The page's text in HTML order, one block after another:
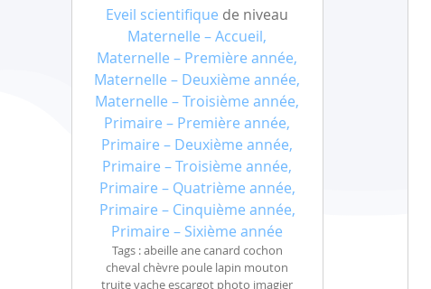
Eveil scientifique de niveau
Maternelle – Accueil,
Maternelle – Première année,
Maternelle – Deuxième année,
Maternelle – Troisième année,
Primaire – Première année,
Primaire – Deuxième année,
Primaire – Troisième année,
Primaire – Quatrième année,
Primaire – Cinquième année,
Primaire – Sixième année
Tags : abeille ane canard cochon
cheval chèvre poule lapin mouton
truite vache escargot photo imagier